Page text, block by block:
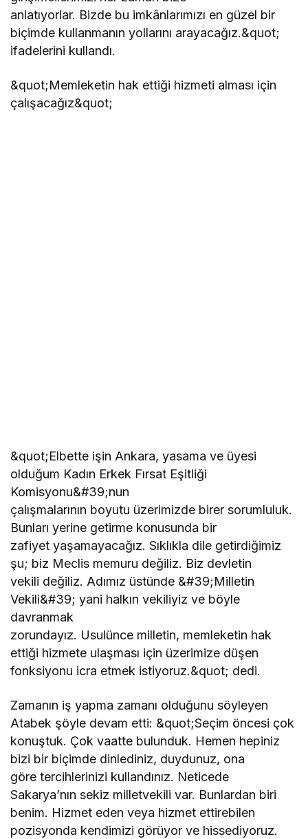
anlatıyorlar. Bizde bu imkânlarımızı en güzel bir
biçimde kullanmanın yollarını arayacağız.&quot;
ifadelerini kullandı.
&quot;Memleketin hak ettiği hizmeti alması için
çalışacağız&quot;
&quot;Elbette işin Ankara, yasama ve üyesi
olduğum Kadın Erkek Fırsat Eşitliği
Komisyonu&#39;nun
çalışmalarının boyutu üzerimizde birer sorumluluk.
Bunları yerine getirme konusunda bir
zafiyet yaşamayacağız. Sıklıkla dile getirdiğimiz
şu; biz Meclis memuru değiliz. Biz devletin
vekili değiliz. Adımız üstünde &#39;Milletin
Vekili&#39; yani halkın vekiliyiz ve böyle
davranmak
zorundayız. Usulünce milletin, memleketin hak
ettiği hizmete ulaşması için üzerimize düşen
fonksiyonu icra etmek istiyoruz.&quot; dedi.
Zamanın iş yapma zamanı olduğunu söyleyen
Atabek şöyle devam etti: &quot;Seçim öncesi çok
konuştuk. Çok vaatte bulunduk. Hemen hepiniz
bizi bir biçimde dinlediniz, duydunuz, ona
göre tercihlerinizi kullandınız. Neticede
Sakarya’nın sekiz milletvekili var. Bunlardan biri
benim. Hizmet eden veya hizmet ettirebilen
pozisyonda kendimizi görüyor ve hissediyoruz.